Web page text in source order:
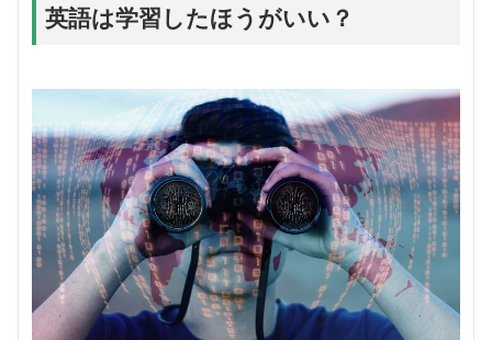
英語は学習したほうがいい？